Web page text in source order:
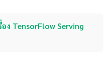
อง TensorFlow Serving